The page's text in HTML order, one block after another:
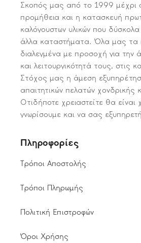
Σκοπός μας από το 1999 μέχρι
προμήθεια και η κατασκευή
καλόγουστων υλικών που δύσκολα
άλλα καταστήματα. Όλα μας τα
διαλεγμένα με προσοχή για την
και λειτουργικότητά τους, στις
Στόχος μας η άμεση
απαιτητικών πελατών χονδρικής
Οτιδήποτε χρειαστείτε θα
γνωρίσουμε και να σας
Πληροφορίες
Τρόποι Αποστολής
Τρόποι Πληρωμής
Πολιτική Επιστροφών
Όροι Χρήσης